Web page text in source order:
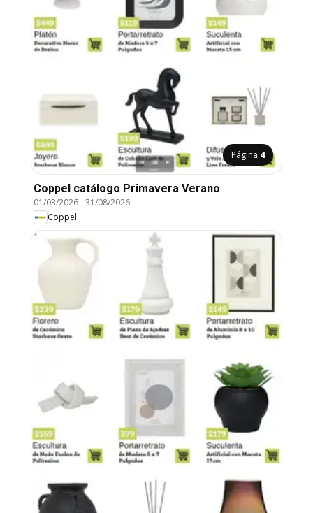
Página 4
Coppel catálogo Primavera Verano
01/03/2026-31/08/2026
Coppel